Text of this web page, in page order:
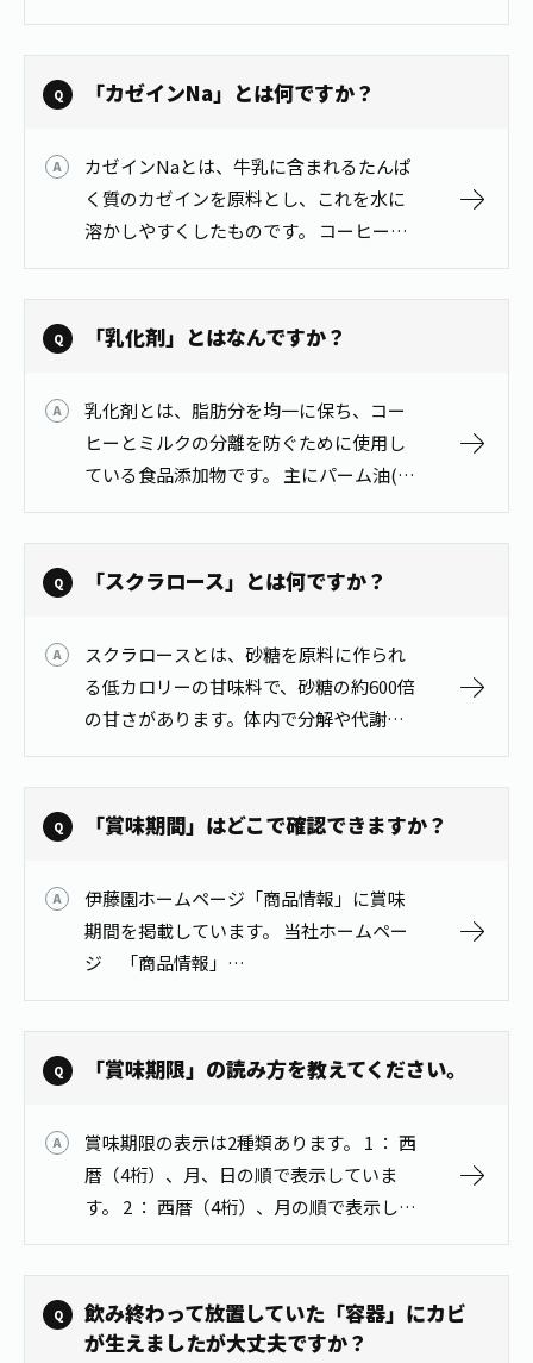
2000年4月に厚生労働省が認可していま
す。
「カゼインNa」とは何ですか？
カゼインNaとは、牛乳に含まれるたんぱ
く質のカゼインを原料とし、これを水に
溶かしやすくしたものです。 コーヒーと
ミルクが混ざり合った状態（均一化）を
保つために使用しています｡
「乳化剤」とはなんですか？
乳化剤とは、脂肪分を均一に保ち、コー
ヒーとミルクの分離を防ぐために使用し
ている食品添加物です。 主にパーム油(や
し油)由来のものです。
「スクラロース」とは何ですか？
スクラロースとは、砂糖を原料に作られ
る低カロリーの甘味料で、砂糖の約600倍
の甘さがあります。体内で分解や代謝が
されないため、血糖値に影響を与えない
とされている甘味料の一種です。日本で
は、1999年7月に厚生省（現厚生労…
「賞味期間」はどこで確認できますか？
伊藤園ホームページ「商品情報」に賞味
期間を掲載しています。 当社ホームペー
ジ 「商品情報」
https://www.itoen.co.jp/products/
「賞味期限」の読み方を教えてください。
賞味期限の表示は2種類あります。 1 ： 西
暦（4桁）、月、日の順で表示していま
す。 2 ： 西暦（4桁）、月の順で表示して
います。 ※賞味期間が｢2022年5月」とな
っている製品は、2022年5月末日までおい
しくお飲み…
飲み終わって放置していた「容器」にカビ
が生えましたが大丈夫ですか？